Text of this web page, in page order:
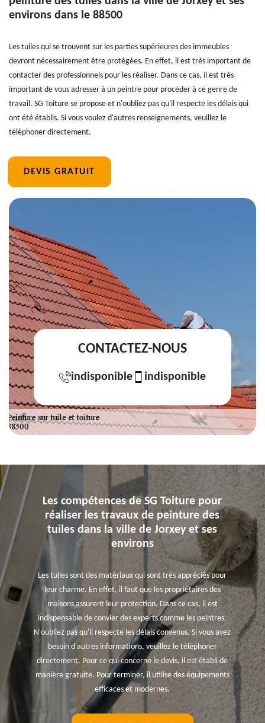
environs dans le 88500
Les tuiles qui se trouvent sur les parties supérieures des immeubles
devront nécessairement être protégées. En effet, il est très important de
contacter des professionnels pour les réaliser. Dans ce cas, il est très
important de vous adresser à un peintre pour procéder à ce genre de
travail. SG Toiture se propose et n'oubliez pas qu'il respecte les délais qui
ont été établis. Si vous voulez d'autres renseignements, veuillez le
téléphoner directement.
DEVIS GRATUIT
CONTACTEZ-NOUS
indisponible indisponible
Les compétences de SG Toiture pour
réaliser les travaux de peinture des
tuiles dans la ville de Jorxey et ses
environs
Les tuiles sont des matériaux qui sont très appréciés pour
leur charme. En effet, il faut que les propriétaires des
maisons assurent leur protection. Dans ce cas, il est
indispensable de convier des experts comme les peintres.
N'oubliez pas qu'il respecte les délais convenus. Si vous avez
besoin d'autres informations, veuillez le téléphoner
directement. Pour ce qui concerne le devis, il est établi de
manière gratuite. Pour terminer, il utilise des équipements
efficaces et modernes.